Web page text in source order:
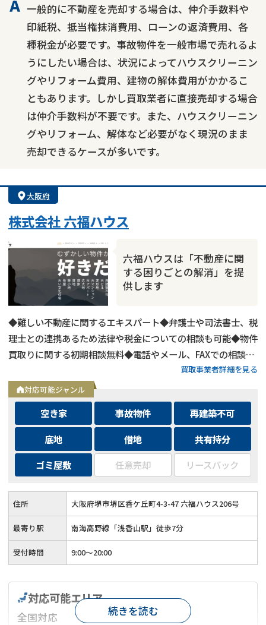
一般的に不動産を売却する場合は、仲介手数料や
印紙税、抵当権抹消費用、ローンの返済費用、各
種税金が必要です。事故物件を一般市場で売れるよ
うにしたい場合は、状況によってハウスクリーニン
グやリフォーム費用、建物の解体費用がかかるこ
ともあります。しかし買取業者に直接売却する場合
は仲介手数料が不要です。また、ハウスクリーニン
グやリフォーム、解体など必要がなく現況のまま
売却できるケースが多いです。
大阪府
株式会社 六福ハウス
六福ハウスは「不動産に関
する困りごとの解消」を提
供します
◆難しい不動産に関するエキスパート◆弁護士や司法書士、税
理士との連携あるため法律や税金についての相談も可能◆物件
買取りに関する初期相談無料◆電話やメール、FAXでの相談可
買取事業者詳細を見る
対応可能ジャンル
空き家 事故物件
再建築不可
底地
借地
共有持分
ゴミ屋敷
任意売却 リースバック
住所 大阪府堺市堺区香ケ丘町4-3-47 六福ハウス206号
最寄り駅 南海高野線「浅香山駅」徒歩7分
受付時間 9:00～20:00
対応可能エリア
全国対応 続きを読む